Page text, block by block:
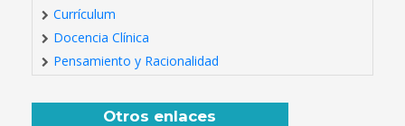
Currículum
Docencia Clínica
Pensamiento y Racionalidad
Otros enlaces